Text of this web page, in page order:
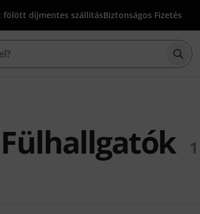
fölött díjmentes szállításBiztonságos Fizetés
1